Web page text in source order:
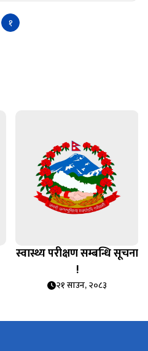
१
स्वास्थ्य परीक्षण सम्बन्धि सूचना
!
२१ साउन, २०८३